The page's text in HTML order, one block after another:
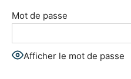
Mot de passe
Afficher le mot de passe